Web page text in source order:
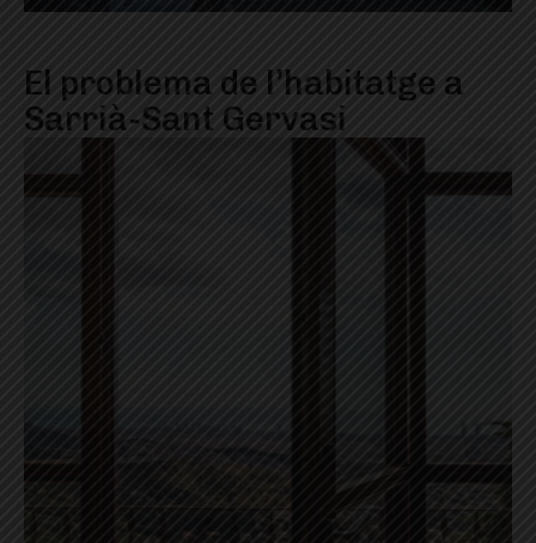
El problema de l’habitatge a
Sarrià-Sant Gervasi